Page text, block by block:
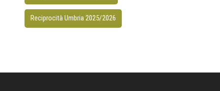
Reciprocità Umbria 2025/2026